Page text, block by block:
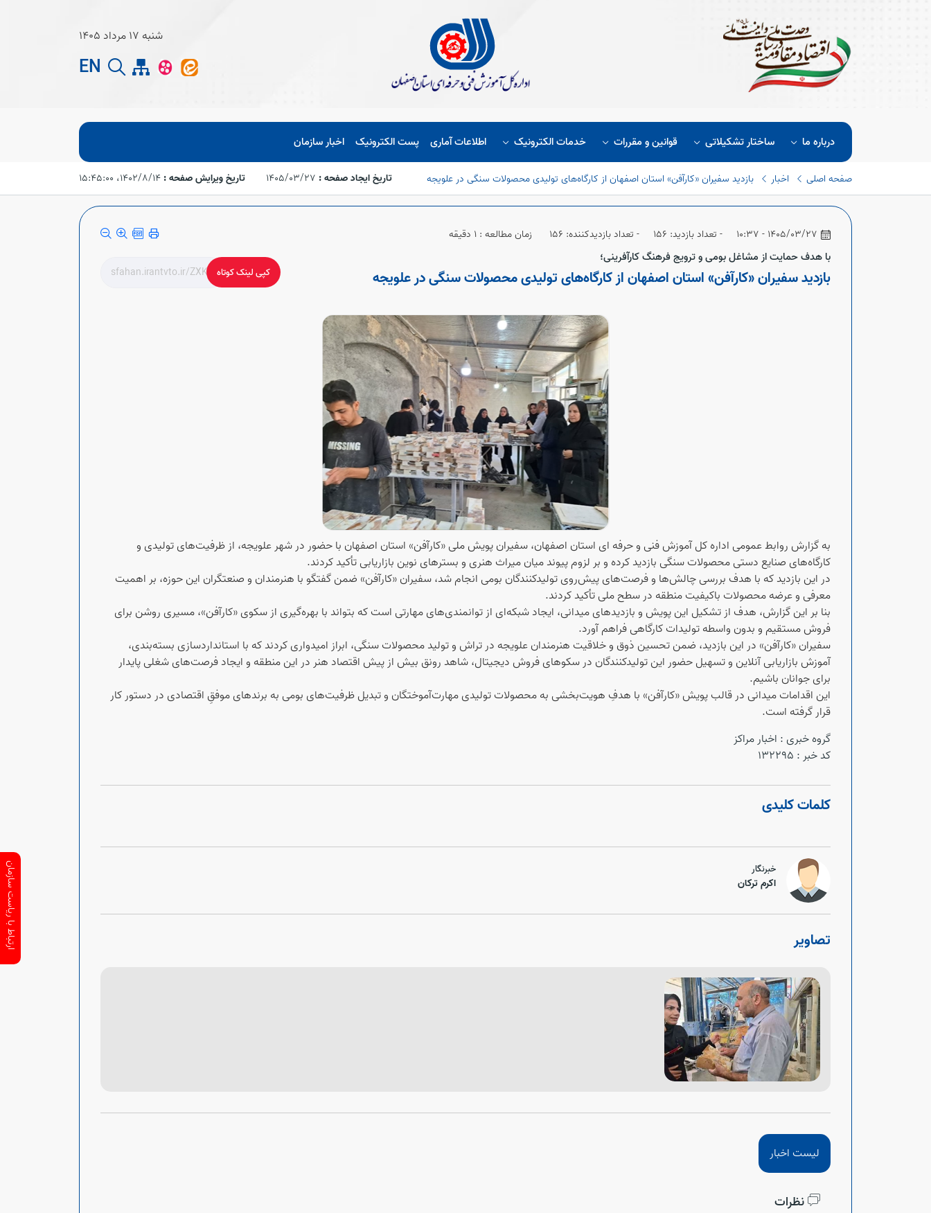
شنبه 17 مرداد 1405
EN
درباره ما ساختار تشکیلاتی قوانین و مقررات خدمات الکترونیک اطلاعات آماری پست الکترونیک اخبار سازمان
صفحه اصلی اخبار بازدید سفیران «کارآفن» استان اصفهان از کارگاه‌های تولیدی محصولات سنگی در علویجه تاریخ ایجاد صفحه : 1405/03/27 تاریخ ویرایش صفحه : ۱۴۰۲/۸/۱۴،‏ ۱۵:۴۵:۰۰
1405/03/27 - 10:37 - تعداد بازدید: 156 - تعداد بازدیدکننده: 156 زمان مطالعه : 1 دقیقه
با هدف حمایت از مشاغل بومی و ترویج فرهنگ کارآفرینی؛
بازدید سفیران «کارآفن» استان اصفهان از کارگاه‌های تولیدی محصولات سنگی در علویجه کپی لینک کوتاه
به گزارش روابط عمومی اداره کل آموزش فنی و حرفه ای استان اصفهان، سفیران پویش ملی «کارآفن» استان اصفهان با حضور در شهر علویجه، از ظرفیت‌های تولیدی و
کارگاه‌های صنایع دستی محصولات سنگی بازدید کرده و بر لزوم پیوند میان میراث هنری و بسترهای نوین بازاریابی تأکید کردند.
در این بازدید که با هدف بررسی چالش‌ها و فرصت‌های پیش‌روی تولیدکنندگان بومی انجام شد، سفیران «کارآفن» ضمن گفتگو با هنرمندان و صنعتگران این حوزه، بر اهمیت
معرفی و عرضه محصولات باکیفیت منطقه در سطح ملی تأکید کردند.
بنا بر این گزارش، هدف از تشکیل این پویش و بازدیدهای میدانی، ایجاد شبکه‌ای از توانمندی‌های مهارتی است که بتواند با بهره‌گیری از سکوی «کارآفن»، مسیری روشن برای
فروش مستقیم و بدون واسطه تولیدات کارگاهی فراهم آورد.
سفیران «کارآفن» در این بازدید، ضمن تحسین ذوق و خلاقیت هنرمندان علویجه در تراش و تولید محصولات سنگی، ابراز امیدواری کردند که با استانداردسازی بسته‌بندی،
آموزش بازاریابی آنلاین و تسهیل حضور این تولیدکنندگان در سکوهای فروش دیجیتال، شاهد رونق بیش از پیش اقتصاد هنر در این منطقه و ایجاد فرصت‌های شغلی پایدار
برای جوانان باشیم.
این اقدامات میدانی در قالب پویش «کارآفن» با هدفِ هویت‌بخشی به محصولات تولیدی مهارت‌آموختگان و تبدیل ظرفیت‌های بومی به برندهای موفقِ اقتصادی در دستور کار
قرار گرفته است.
گروه خبری : اخبار مراکز
کد خبر : 132295
کلمات کلیدی
خبرنگار
اکرم ترکان
تصاویر
لیست اخبار
نظرات
ارتباط با ریاست سازمان